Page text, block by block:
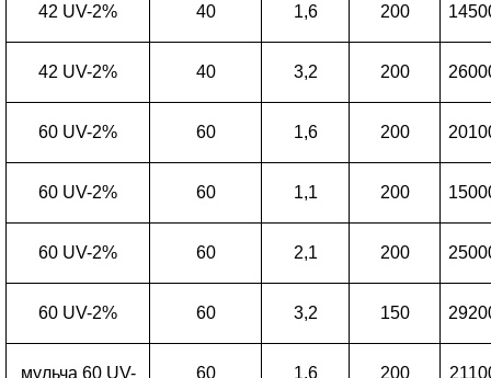
42 UV-2% 40 1,6 200
42 UV-2% 40 3,2 200
60 UV-2% 60 1,6 200
60 UV-2% 60 1,1 200
60 UV-2% 60 2,1 200
60 UV-2% 60 3,2 150
мульча 60 UV-
60 1,6 200